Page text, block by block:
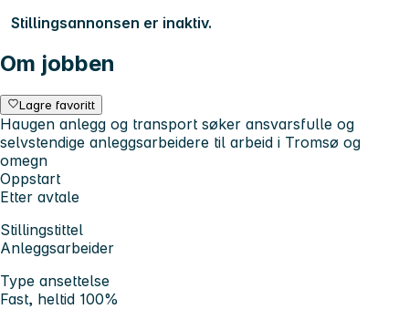
Stillingsannonsen er inaktiv.
Om jobben
Lagre favoritt
Haugen anlegg og transport søker ansvarsfulle og
selvstendige anleggsarbeidere til arbeid i Tromsø og
omegn
Oppstart
Etter avtale
Stillingstittel
Anleggsarbeider
Type ansettelse
Fast, heltid 100%